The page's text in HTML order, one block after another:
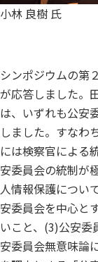
小林 良樹 氏
シンポジウムの第
が応答しました。
は、いずれも公安
しました。すなわ
には検察官による
安委員会の統制が
人情報保護につい
安委員会を中心と
いこと、(3)公安委
安委員会無意味論